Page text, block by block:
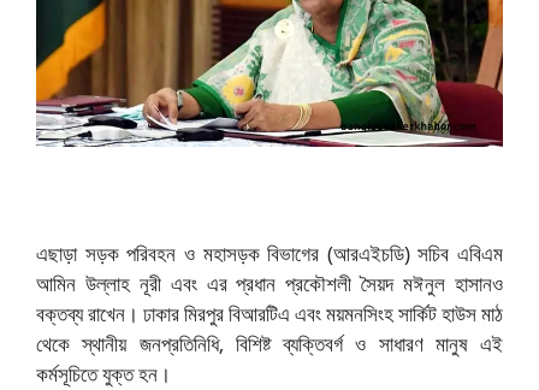
এছাড়া সড়ক পরিবহন ও মহাসড়ক বিভাগের (আরএইচডি) সচিব এবিএম
আমিন উল্লাহ নূরী এবং এর প্রধান প্রকৌশলী সৈয়দ মঈনুল হাসানও
বক্তব্য রাখেন। ঢাকার মিরপুর বিআরটিএ এবং ময়মনসিংহ সার্কিট হাউস মাঠ
থেকে স্থানীয় জনপ্রতিনিধি, বিশিষ্ট ব্যক্তিবর্গ ও সাধারণ মানুষ এই
কর্মসূচিতে যুক্ত হন।